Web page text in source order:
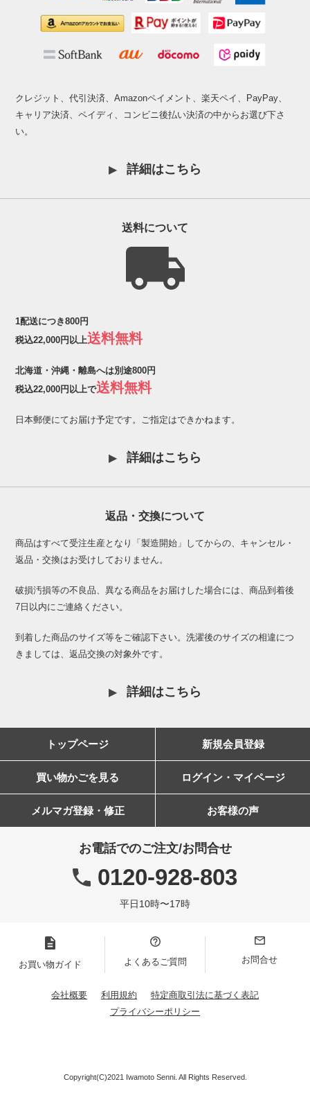
クレジット、代引決済、Amazonペイメント、楽天ペイ、PayPay、
キャリア決済、ペイディ、コンビニ後払い決済の中からお選び下さ
い。
詳細はこちら
送料について
1配送につき800円
税込22,000円以上送料無料
北海道・沖縄・離島へは別途800円
税込22,000円以上で送料無料
日本郵便にてお届け予定です。ご指定はできかねます。
詳細はこちら
返品・交換について
商品はすべて受注生産となり「製造開始」してからの、キャンセル・
返品・交換はお受けしておりません。
破損汚損等の不良品、異なる商品をお届けした場合には、商品到着後
7日以内にご連絡ください。
到着した商品のサイズ等をご確認下さい。洗濯後のサイズの相違につ
きましては、返品交換の対象外です。
詳細はこちら
トップページ 新規会員登録
買い物かごを見る ログイン・マイページ
メルマガ登録・修正 お客様の声
お電話でのご注文/お問合せ
0120-928-803
平日10時〜17時
お買い物ガイド よくあるご質問 お問合せ
会社概要 利用規約
特定商取引法に基づく表記
プライバシーポリシー
Copyright(C)2021 Iwamoto Senni. All Rights Reserved.